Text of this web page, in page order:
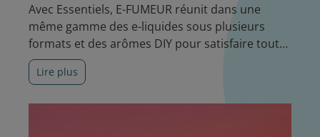
Avec Essentiels, E-FUMEUR réunit dans une
même gamme des e-liquides sous plusieurs
formats et des arômes DIY pour satisfaire toutes
les envies. Découvrez cinq nouvelles recettes
aux saveurs incontournables, pensées pour
Lire plus